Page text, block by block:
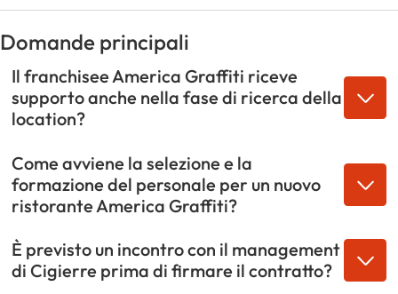
effettua visite periodiche post apertura per
ottimizzare la gestione del business, mentre il piano
marketing centralizzato prevede la possibilità di
attivare campagne personalizzate per il singolo
ristorante.
Domande principali
Il franchisee America Graffiti riceve
supporto anche nella fase di ricerca della
location?
Come avviene la selezione e la
formazione del personale per un nuovo
ristorante America Graffiti?
È previsto un incontro con il management
di Cigierre prima di firmare il contratto?